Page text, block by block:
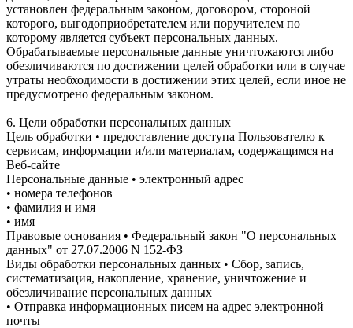
установлен федеральным законом, договором, стороной
которого, выгодоприобретателем или поручителем по
которому является субъект персональных данных.
Обрабатываемые персональные данные уничтожаются либо
обезличиваются по достижении целей обработки или в случае
утраты необходимости в достижении этих целей, если иное не
предусмотрено федеральным законом.
6. Цели обработки персональных данных
Цель обработки • предоставление доступа Пользователю к
сервисам, информации и/или материалам, содержащимся на
Веб-сайте
Персональные данные • электронный адрес
• номера телефонов
• фамилия и имя
• имя
Правовые основания • Федеральный закон "О персональных
данных" от 27.07.2006 N 152-ФЗ
Виды обработки персональных данных • Сбор, запись,
систематизация, накопление, хранение, уничтожение и
обезличивание персональных данных
• Отправка информационных писем на адрес электронной
почты